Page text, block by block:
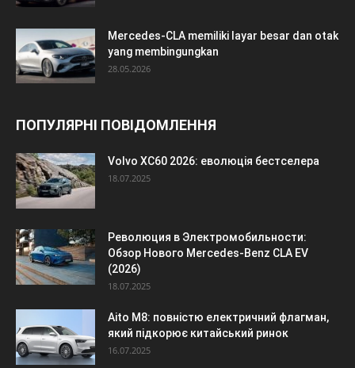
Mercedes-CLA memiliki layar besar dan otak
yang membingungkan
28.05.2026
ПОПУЛЯРНІ ПОВІДОМЛЕННЯ
Volvo XC60 2026: еволюція бестселера
18.07.2025
Революция в Электромобильности:
Обзор Нового Mercedes-Benz CLA EV
(2026)
18.07.2025
Aito M8: повністю електричний флагман,
який підкорює китайський ринок
16.07.2025